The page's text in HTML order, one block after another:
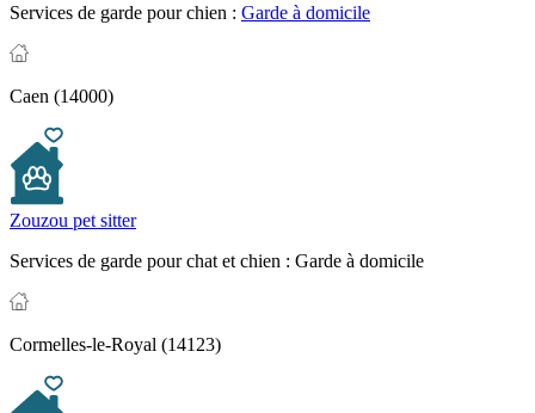
Services de garde pour chien : Garde à domicile
Caen (14000)
Zouzou pet sitter
Services de garde pour chat et chien : Garde à domicile
Cormelles-le-Royal (14123)